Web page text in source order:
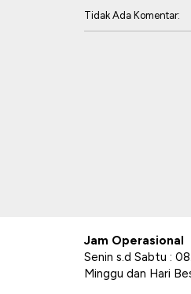
Tidak Ada Komentar:
Jam Operasional
Senin s.d Sabtu :
Minggu dan Hari